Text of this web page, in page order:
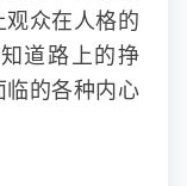
众在人格的
道路上的挣
临的各种内心